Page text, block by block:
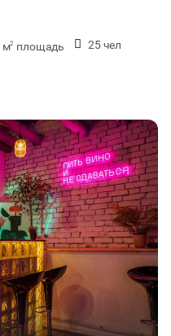
м2 площадь
25 чел